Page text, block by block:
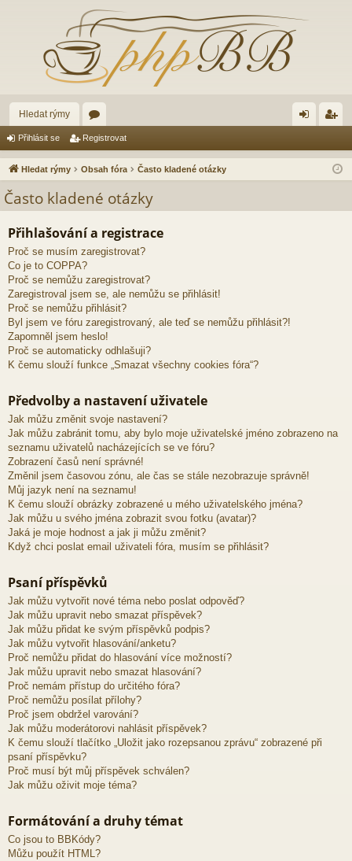
Hledat rýmy
ór
a lá
se
ist
va
Přihlásit se Registrovat
Hledat rýmy Obsah fóra Často kladené otázky
Často kladené otázky
Přihlašování a registrace
Proč se musím zaregistrovat?
Co je to COPPA?
Proč se nemůžu zaregistrovat?
Zaregistroval jsem se, ale nemůžu se přihlásit!
Proč se nemůžu přihlásit?
Byl jsem ve fóru zaregistrovaný, ale teď se nemůžu přihlásit?!
Zapomněl jsem heslo!
Proč se automaticky odhlašuji?
K čemu slouží funkce „Smazat všechny cookies fóra“?
Předvolby a nastavení uživatele
Jak můžu změnit svoje nastavení?
Jak můžu zabránit tomu, aby bylo moje uživatelské jméno zobrazeno na
seznamu uživatelů nacházejících se ve fóru?
Zobrazení časů není správné!
Změnil jsem časovou zónu, ale čas se stále nezobrazuje správně!
Můj jazyk není na seznamu!
K čemu slouží obrázky zobrazené u mého uživatelského jména?
Jak můžu u svého jména zobrazit svou fotku (avatar)?
Jaká je moje hodnost a jak ji můžu změnit?
Když chci poslat email uživateli fóra, musím se přihlásit?
Psaní příspěvků
Jak můžu vytvořit nové téma nebo poslat odpověď?
Jak můžu upravit nebo smazat příspěvek?
Jak můžu přidat ke svým příspěvků podpis?
Jak můžu vytvořit hlasování/anketu?
Proč nemůžu přidat do hlasování více možností?
Jak můžu upravit nebo smazat hlasování?
Proč nemám přístup do určitého fóra?
Proč nemůžu posílat přílohy?
Proč jsem obdržel varování?
Jak můžu moderátorovi nahlásit příspěvek?
K čemu slouží tlačítko „Uložit jako rozepsanou zprávu“ zobrazené při
psaní příspěvku?
Proč musí být můj příspěvek schválen?
Jak můžu oživit moje téma?
Formátování a druhy témat
Co jsou to BBKódy?
Můžu použít HTML?